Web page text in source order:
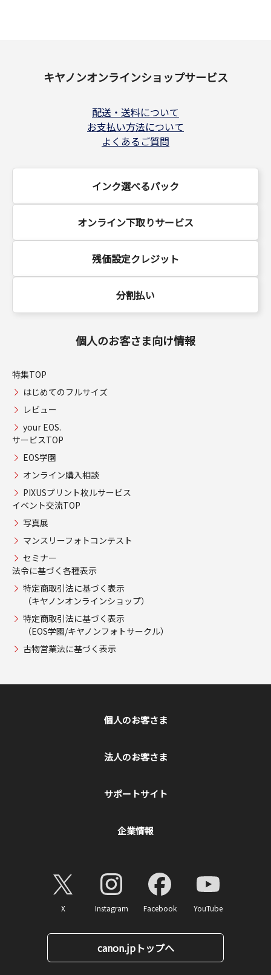
キヤノンオンラインショップサービス
配送・送料について
お支払い方法について
よくあるご質問
インク選べるパック
オンライン下取りサービス
残価設定クレジット
分割払い
個人のお客さま向け情報
特集TOP
はじめてのフルサイズ
レビュー
your EOS.
サービスTOP
EOS学園
オンライン購入相談
PIXUSプリント枚ルサービス
イベント交流TOP
写真展
マンスリーフォトコンテスト
セミナー
法令に基づく各種表示
特定商取引法に基づく表示
（キヤノンオンラインショップ）
特定商取引法に基づく表示
（EOS学園/キヤノンフォトサークル）
古物営業法に基づく表示
個人のお客さま
法人のお客さま
サポートサイト
企業情報
X Instagram Facebook YouTube
canon.jpトップへ